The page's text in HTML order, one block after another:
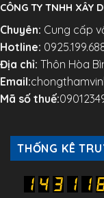
CÔNG TY TNHH XÂY
Chuyên: Cung cấp
Hotline:
Địa chỉ: Thôn Hòa
Email:
Mã số thuế:
THỐNG KÊ